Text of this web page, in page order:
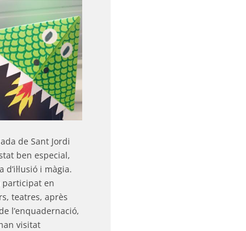
de Sant Jordi
ben especial,
d’il·lusió i màgia.
participat en
teatres, après
l’enquadernació,
visitat